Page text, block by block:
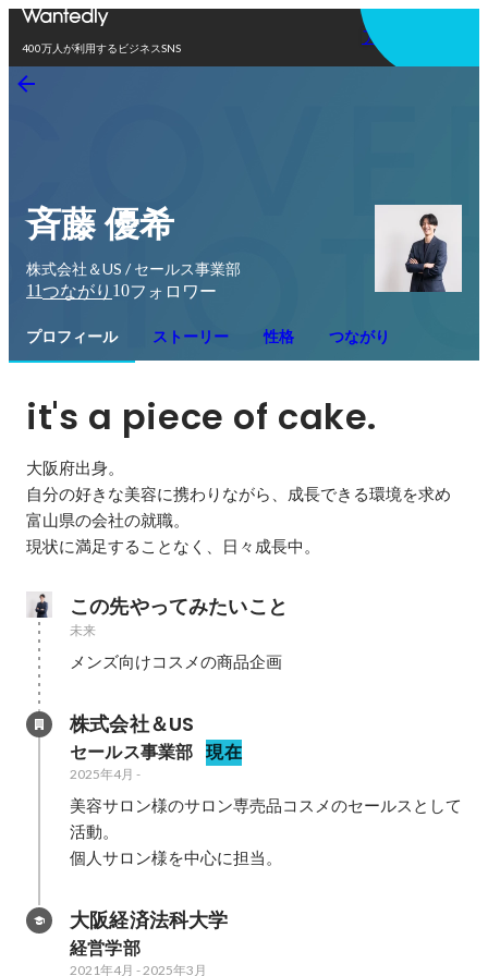
400万人が利用するビジネスSNS
アプリを使う
斉藤 優希
株式会社＆US / セールス事業部
11つながり 10フォロワー
プロフィール ストーリー 性格 つながり
it's a piece of cake.
大阪府出身。
自分の好きな美容に携わりながら、成長できる環境を求め
富山県の会社の就職。
現状に満足することなく、日々成長中。
この先やってみたいこと
未来
メンズ向けコスメの商品企画
株式会社＆US
セールス事業部 現在
2025年4月 -
美容サロン様のサロン専売品コスメのセールスとして
活動。
個人サロン様を中心に担当。
大阪経済法科大学
経営学部
2021年4月 -2025年3月